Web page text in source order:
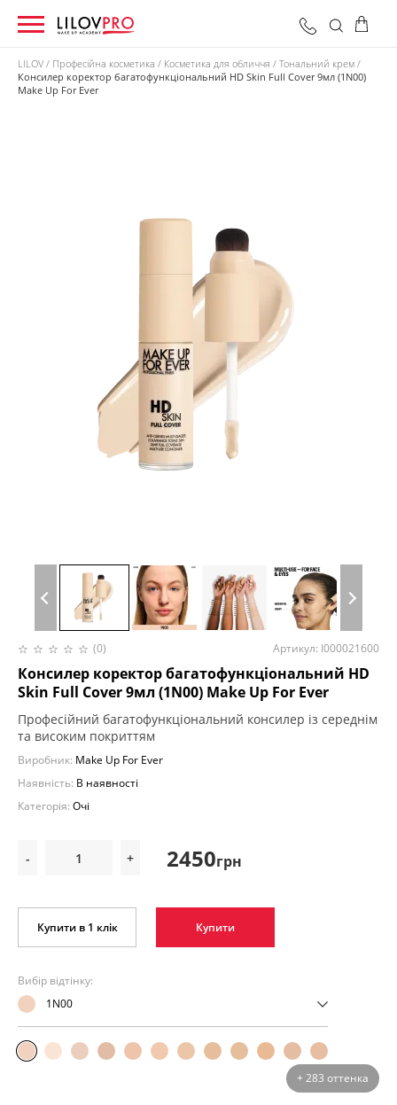
LILOV Професійна косметика Косметика для обличчя
Тональний крем
Консилер коректор багатофункціональний HD Skin Full Cover 9мл (1N00)
Make Up For Ever
(0) Артикул: I000021600
Консилер коректор багатофункціональний HD
Skin Full Cover 9мл (1N00) Make Up For Ever
Професійний багатофункціональний консилер із середнім
та високим покриттям
Виробник: Make Up For Ever
Наявність: В наявності
Категорія: Очі
- + 2450грн
Купити в 1 клік Купити
Вибір відтінку:
1N00
+ 283 оттенка